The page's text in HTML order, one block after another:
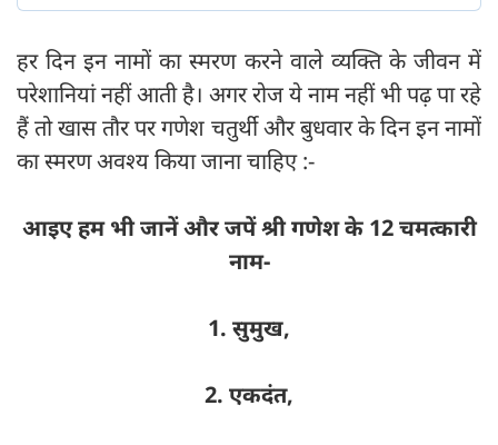
हर दिन इन नामों का स्मरण करने वाले व्यक्ति के जीवन में
परेशानियां नहीं आती है। अगर रोज ये नाम नहीं भी पढ़ पा रहे
हैं तो खास तौर पर गणेश चतुर्थी और बुधवार के दिन इन नामों
का स्मरण अवश्य किया जाना चाहिए :-
आइए हम भी जानें और जपें श्री गणेश के 12 चमत्कारी
नाम-
1. सुमुख,
2. एकदंत,